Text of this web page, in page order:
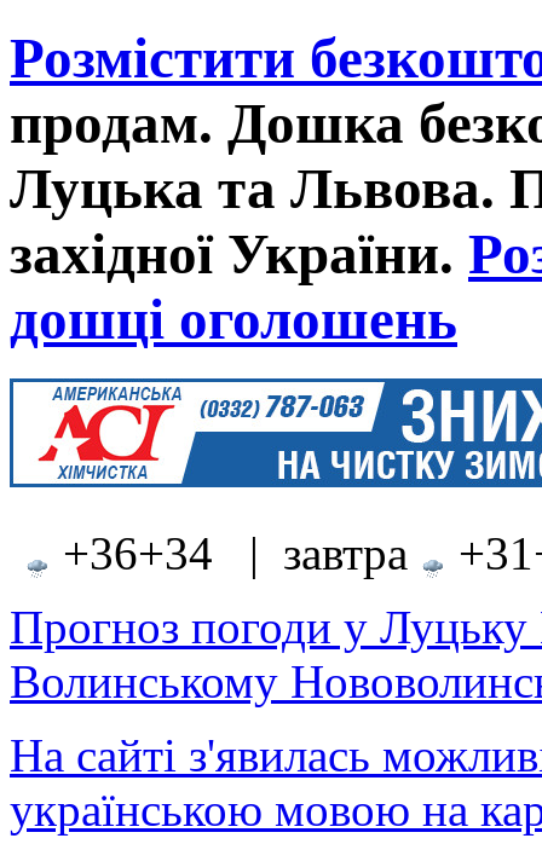
Розмістити
продам. Дошка
Луцька та Львова.
західної України.
дошці оголошень
+36+34 | завтра
Прогноз погоди у
Волинському
На сайті з'явилась
українською мовою на